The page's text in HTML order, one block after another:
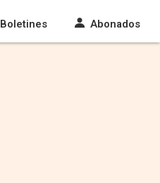
Boletines Abonados